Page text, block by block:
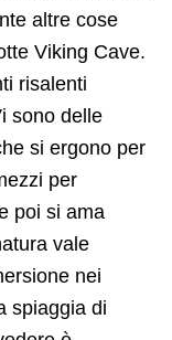
altre cose
Viking Cave.
risalenti
sono delle
si ergono per
per
poi si ama
vale
nei
spiaggia di